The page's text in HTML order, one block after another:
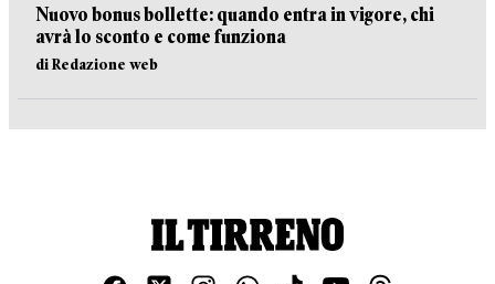
Nuovo bonus bollette: quando entra in vigore, chi
avrà lo sconto e come funziona
di Redazione web